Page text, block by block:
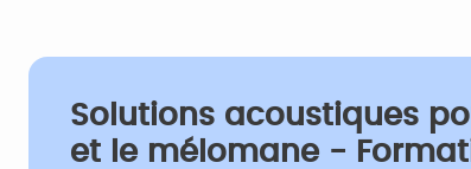
Solutions acoustiques
et le mélomane -